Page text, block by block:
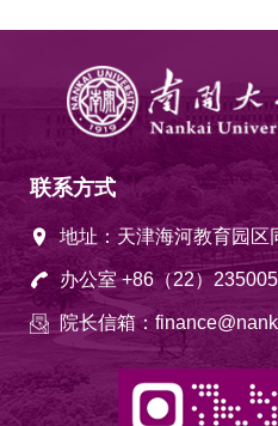
联系方式
地址：天津海河教育园区
办公室 +86（22）
院长信箱：